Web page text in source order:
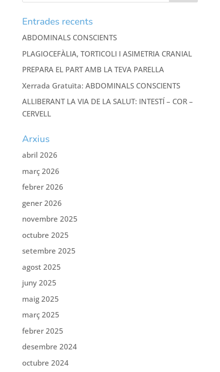
Entrades recents
ABDOMINALS CONSCIENTS
PLAGIOCEFÀLIA, TORTICOLI I ASIMETRIA CRANIAL
PREPARA EL PART AMB LA TEVA PARELLA
Xerrada Gratuïta: ABDOMINALS CONSCIENTS
ALLIBERANT LA VIA DE LA SALUT: INTESTÍ – COR –
CERVELL
Arxius
abril 2026
març 2026
febrer 2026
gener 2026
novembre 2025
octubre 2025
setembre 2025
agost 2025
juny 2025
maig 2025
març 2025
febrer 2025
desembre 2024
octubre 2024